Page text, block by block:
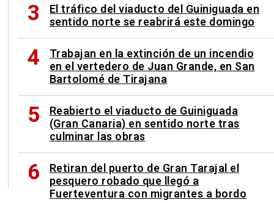
El tráfico del viaducto del Guiniguada en
sentido norte se reabrirá este domingo
Trabajan en la extinción de un incendio
en el vertedero de Juan Grande, en San
Bartolomé de Tirajana
Reabierto el viaducto de Guiniguada
(Gran Canaria) en sentido norte tras
culminar las obras
Retiran del puerto de Gran Tarajal el
pesquero robado que llegó a
Fuerteventura con migrantes a bordo